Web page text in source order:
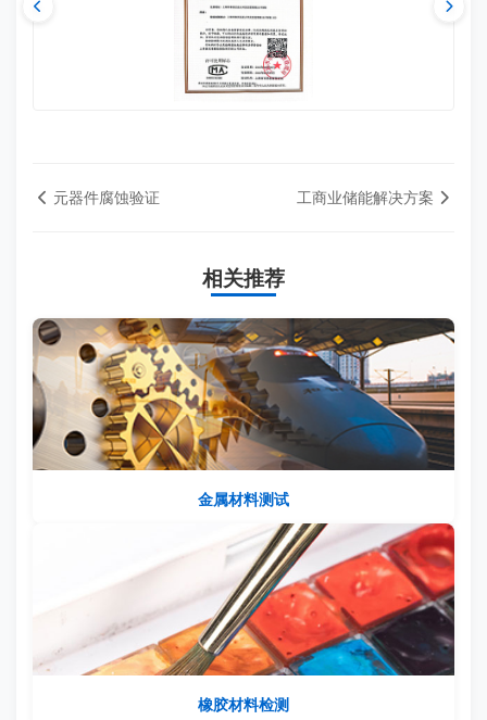
元器件腐蚀验证 工商业储能解决方案
相关推荐
金属材料测试
橡胶材料检测